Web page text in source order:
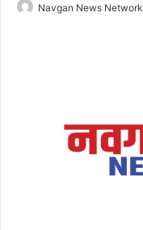
Navgan News Network